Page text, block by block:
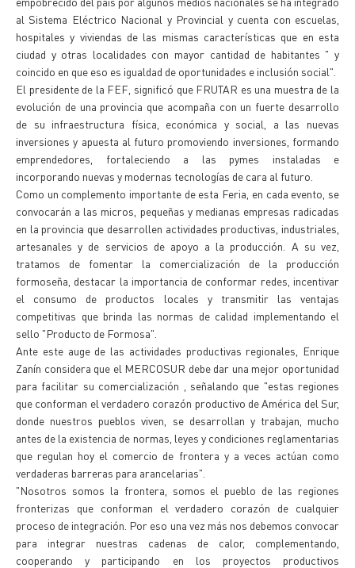
al Sistema Eléctrico Nacional y Provincial y cuenta con escuelas,
hospitales y viviendas de las mismas características que en esta
ciudad y otras localidades con mayor cantidad de habitantes " y
coincido en que eso es igualdad de oportunidades e inclusión social".
El presidente de la FEF, significó que FRUTAR es una muestra de la
evolución de una provincia que acompaña con un fuerte desarrollo
de su infraestructura física, económica y social, a las nuevas
inversiones y apuesta al futuro promoviendo inversiones, formando
emprendedores, fortaleciendo a las pymes instaladas e
incorporando nuevas y modernas tecnologías de cara al futuro.
Como un complemento importante de esta Feria, en cada evento, se
convocarán a las micros, pequeñas y medianas empresas radicadas
en la provincia que desarrollen actividades productivas, industriales,
artesanales y de servicios de apoyo a la producción. A su vez,
tratamos de fomentar la comercialización de la producción
formoseña, destacar la importancia de conformar redes, incentivar
el consumo de productos locales y transmitir las ventajas
competitivas que brinda las normas de calidad implementando el
sello "Producto de Formosa".
Ante este auge de las actividades productivas regionales, Enrique
Zanín considera que el MERCOSUR debe dar una mejor oportunidad
para facilitar su comercialización , señalando que "estas regiones
que conforman el verdadero corazón productivo de América del Sur,
donde nuestros pueblos viven, se desarrollan y trabajan, mucho
antes de la existencia de normas, leyes y condiciones reglamentarias
que regulan hoy el comercio de frontera y a veces actúan como
verdaderas barreras para arancelarias".
"Nosotros somos la frontera, somos el pueblo de las regiones
fronterizas que conforman el verdadero corazón de cualquier
proceso de integración. Por eso una vez más nos debemos convocar
para integrar nuestras cadenas de calor, complementando,
cooperando y participando en los proyectos productivos